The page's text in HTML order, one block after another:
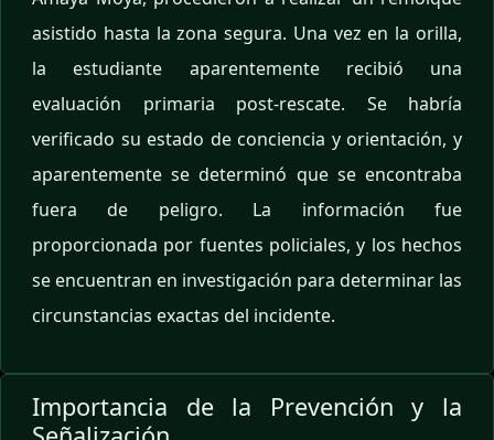
asistido hasta la zona segura. Una vez en la orilla,
la estudiante aparentemente recibió una
evaluación primaria post-rescate. Se habría
verificado su estado de conciencia y orientación, y
aparentemente se determinó que se encontraba
fuera de peligro. La información fue
proporcionada por fuentes policiales, y los hechos
se encuentran en investigación para determinar las
circunstancias exactas del incidente.
Importancia de la Prevención y la